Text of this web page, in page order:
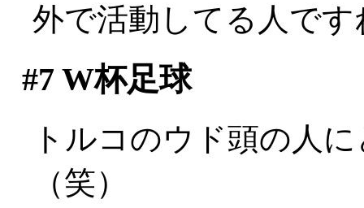
外で活動してる人です
#7 W杯足球
トルコのウド頭の人
（笑）